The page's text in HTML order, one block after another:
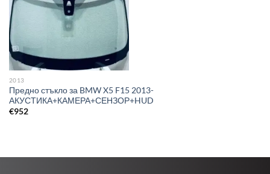
2013
Предно стъкло за BMW X5 F15 2013-
АКУСТИКА+КАМЕРА+СЕНЗОР+HUD
€952